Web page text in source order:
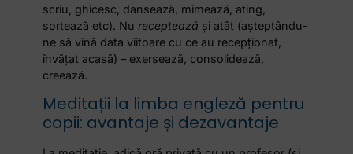
scriu, ghicesc, dansează, mimează, ating,
sortează etc). Nu receptează și atât (așteptându-
ne să vină data viitoare cu ce au recepționat,
învățat acasă) – exersează, consolidează,
creează.
Meditații la limba engleză pentru
copii: avantaje și dezavantaje